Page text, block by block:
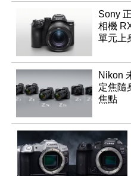
Sony
相機
單元上
Nikon
定焦隨
焦點